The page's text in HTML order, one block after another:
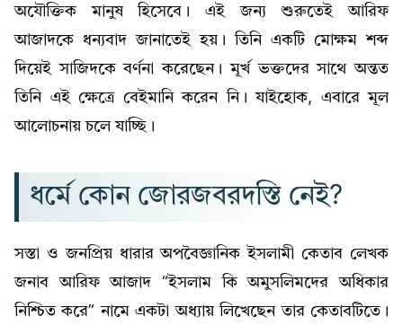
অযৌক্তিক মানুষ হিসেবে। এই জন্য শুরুতেই আরিফ
আজাদকে ধন্যবাদ জানাতেই হয়। তিনি একটি মোক্ষম শব্দ
দিয়েই সাজিদকে বর্ণনা করেছেন। মূর্খ ভক্তদের সাথে অন্তত
তিনি এই ক্ষেত্রে বেইমানি করেন নি। যাইহোক, এবারে মূল
আলোচনায় চলে যাচ্ছি।
ধর্মে কোন জোরজবরদস্তি নেই?
সস্তা ও জনপ্রিয় ধারার অপবৈজ্ঞানিক ইসলামী কেতাব লেখক
জনাব আরিফ আজাদ “ইসলাম কি অমুসলিমদের অধিকার
নিশ্চিত করে” নামে একটা অধ্যায় লিখেছেন তার কেতাবটিতে।